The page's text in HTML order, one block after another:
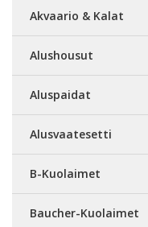
Akvaario & Kalat
Alushousut
Aluspaidat
Alusvaatesetti
B-Kuolaimet
Baucher-Kuolaimet